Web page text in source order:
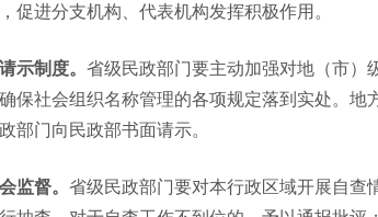
促进分支机构、代表机构发挥积极作用。
示制度。 省级民政部门要主动加强对地（市）
保社会组织名称管理的各项规定落到实处。
部门向民政部书面请示。
监督。 省级民政部门要对本行政区域开展自查